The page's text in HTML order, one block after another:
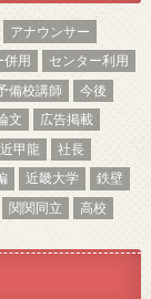
アナウンサー
併用
センター利用
備校講師
今後
文
広告掲載
甲龍
社長
近畿大学
鉄壁
関関同立 高校